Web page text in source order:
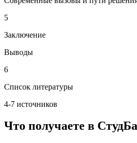
5
Заключение
Выводы
6
Список литературы
4-7 источников
Что получаете в